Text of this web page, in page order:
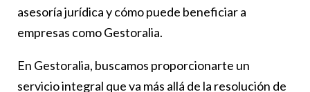
asesoría jurídica y cómo puede beneficiar a
empresas como Gestoralia.
En Gestoralia, buscamos proporcionarte un
servicio integral que va más allá de la resolución de